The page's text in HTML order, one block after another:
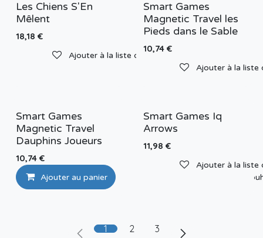
Les Chiens S'En
Mêlent
18,18 €
Ajouter à la liste de souhaits
Smart Games
Magnetic Travel les
Pieds dans le Sable
10,74€
Ajouter à la liste
Smart Games
Magnetic Travel
Dauphins Joueurs
10,74 €
Ajouter au panier Ajouter à la liste de
Smart Games Iq
Arrows
11,98 €
Ajouter à la liste
1 2 3